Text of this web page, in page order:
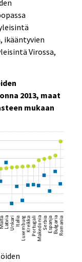
ikääntyvien
Virossa,
2013, maat
mukaan